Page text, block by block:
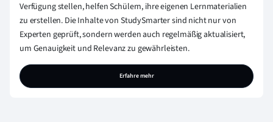
Verfügung stellen, helfen Schülern, ihre eigenen Lernmaterialien
zu erstellen. Die Inhalte von StudySmarter sind nicht nur von
Experten geprüft, sondern werden auch regelmäßig aktualisiert,
um Genauigkeit und Relevanz zu gewährleisten.
Erfahre mehr